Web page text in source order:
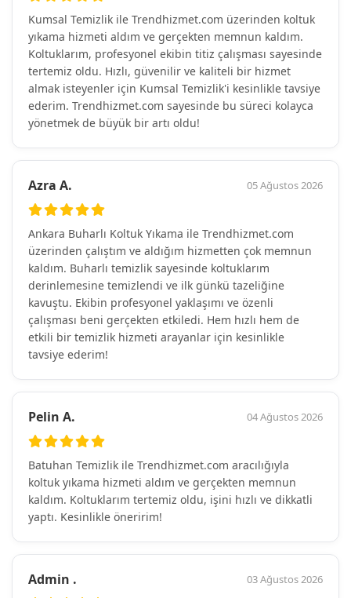
Kumsal Temizlik ile Trendhizmet.com üzerinden koltuk
yıkama hizmeti aldım ve gerçekten memnun kaldım.
Koltuklarım, profesyonel ekibin titiz çalışması sayesinde
tertemiz oldu. Hızlı, güvenilir ve kaliteli bir hizmet
almak isteyenler için Kumsal Temizlik'i kesinlikle tavsiye
ederim. Trendhizmet.com sayesinde bu süreci kolayca
yönetmek de büyük bir artı oldu!
Azra A. 05 Ağustos 2026
Ankara Buharlı Koltuk Yıkama ile Trendhizmet.com
üzerinden çalıştım ve aldığım hizmetten çok memnun
kaldım. Buharlı temizlik sayesinde koltuklarım
derinlemesine temizlendi ve ilk günkü tazeliğine
kavuştu. Ekibin profesyonel yaklaşımı ve özenli
çalışması beni gerçekten etkiledi. Hem hızlı hem de
etkili bir temizlik hizmeti arayanlar için kesinlikle
tavsiye ederim!
Pelin A. 04 Ağustos 2026
Batuhan Temizlik ile Trendhizmet.com aracılığıyla
koltuk yıkama hizmeti aldım ve gerçekten memnun
kaldım. Koltuklarım tertemiz oldu, işini hızlı ve dikkatli
yaptı. Kesinlikle öneririm!
Admin . 03 Ağustos 2026